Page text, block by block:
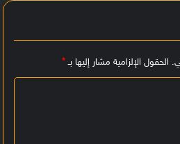
الحقول الإلزامية مشار إليها بـ*